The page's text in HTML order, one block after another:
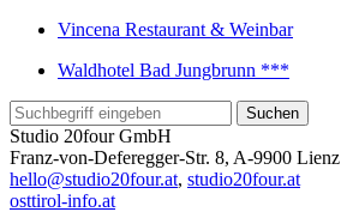
Vincena Restaurant & Weinbar
Waldhotel Bad Jungbrunn ***
Studio 20four GmbH
Franz-von-Deferegger-Str. 8, A-9900 Lienz
hello@studio20four.at, studio20four.at
osttirol-info.at